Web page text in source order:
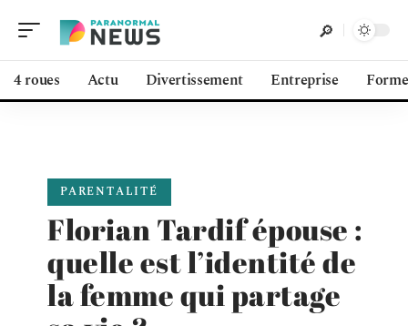
4 roues Actu Divertissement Entreprise Forme
PARENTALITÉ
Florian Tardif épouse :
quelle est l’identité de
la femme qui partage